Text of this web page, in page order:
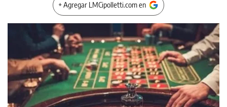
+ Agregar LMCipolletti.com en